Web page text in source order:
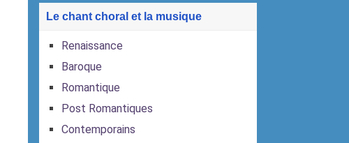
Le chant choral et la musique
Renaissance
Baroque
Romantique
Post Romantiques
Contemporains